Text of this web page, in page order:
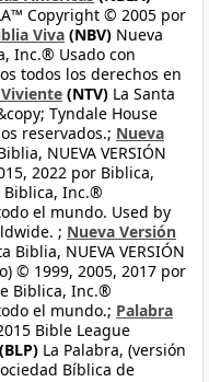
Copyright © 2005 por
Viva (NBV) Nueva
Inc.® Usado con
todos los derechos en
(NTV) La Santa
Tyndale House
reservados.; Nueva
NUEVA VERSIÓN
2022 por Biblica,
Inc.®
el mundo. Used by
; Nueva Versión
Biblia, NUEVA VERSIÓN
© 1999, 2005, 2017 por
Biblica, Inc.®
el mundo.; Palabra
Bible League
(BLP) La Palabra, (versión
Bíblica de